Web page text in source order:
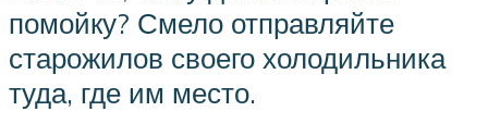
помойку? Смело отправляйте
старожилов своего холодильника
туда, где им место.